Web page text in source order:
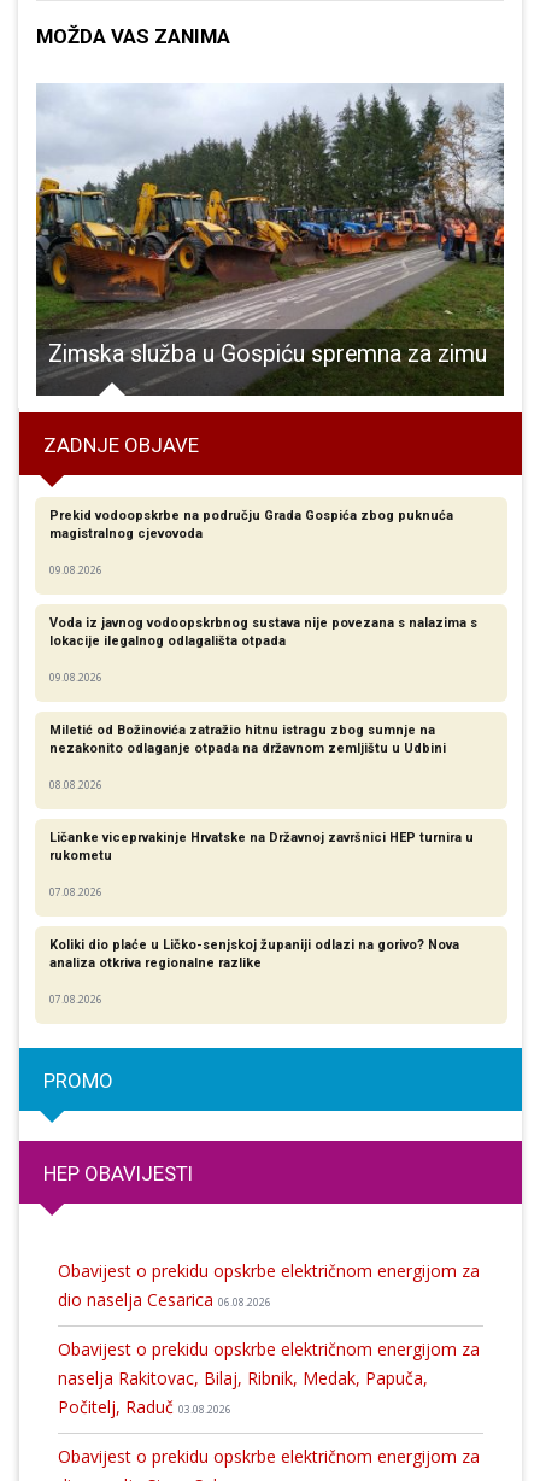
MOŽDA VAS ZANIMA
Zimska služba u Gospiću spremna za zimu
ZADNJE OBJAVE
Prekid vodoopskrbe na području Grada Gospića zbog puknuća
magistralnog cjevovoda
09.08.2026
Voda iz javnog vodoopskrbnog sustava nije povezana s nalazima s
lokacije ilegalnog odlagališta otpada
09.08.2026
Miletić od Božinovića zatražio hitnu istragu zbog sumnje na
nezakonito odlaganje otpada na državnom zemljištu u Udbini
08.08.2026
Ličanke viceprvakinje Hrvatske na Državnoj završnici HEP turnira u
rukometu
07.08.2026
Koliki dio plaće u Ličko-senjskoj županiji odlazi na gorivo? Nova
analiza otkriva regionalne razlike​
07.08.2026
PROMO
HEP OBAVIJESTI
Obavijest o prekidu opskrbe električnom energijom za
dio naselja Cesarica 06.08.2026
Obavijest o prekidu opskrbe električnom energijom za
naselja Rakitovac, Bilaj, Ribnik, Medak, Papuča,
Počitelj, Raduč 03.08.2026
Obavijest o prekidu opskrbe električnom energijom za